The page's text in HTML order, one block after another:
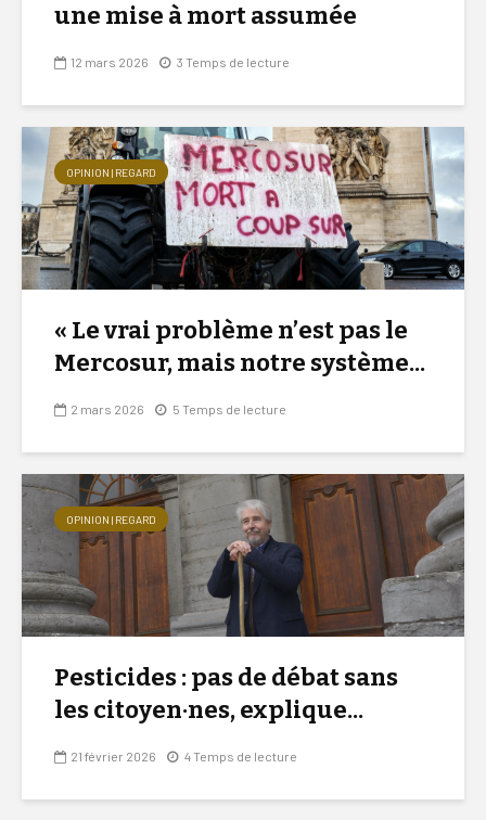
une mise à mort assumée
12 mars 2026 3 Temps de lecture
OPINION | REGARD
« Le vrai problème n’est pas le
Mercosur, mais notre système...
2 mars 2026 5 Temps de lecture
OPINION | REGARD
Pesticides : pas de débat sans
les citoyen·nes, explique...
21 février 2026 4 Temps de lecture